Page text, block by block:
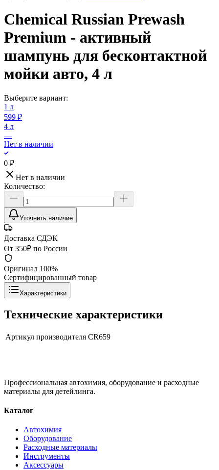
Chemical Russian Prewash
Premium - активный
шампунь для бесконтактной
мойки авто, 4 л
Выберите вариант:
1 л
599 ₽
4 л
—
Нет в наличии
0 ₽
Нет в наличии
Количество:
Уточнить наличие
Доставка СДЭК
От 350₽ по России
Оригинал 100%
Сертифицированный товар
Характеристики
Технические характеристики
Артикул производителя CR659
Профессиональная автохимия, оборудование и расходные
материалы для детейлинга.
Каталог
Автохимия
Оборудование
Расходные материалы
Инструменты
Аксессуары